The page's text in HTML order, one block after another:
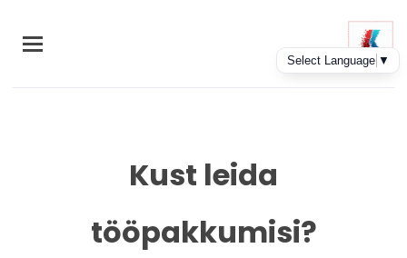
main
Kust leida
tööpakkumisi?